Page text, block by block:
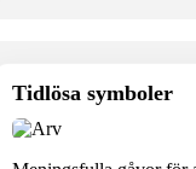
Tidlösa symboler